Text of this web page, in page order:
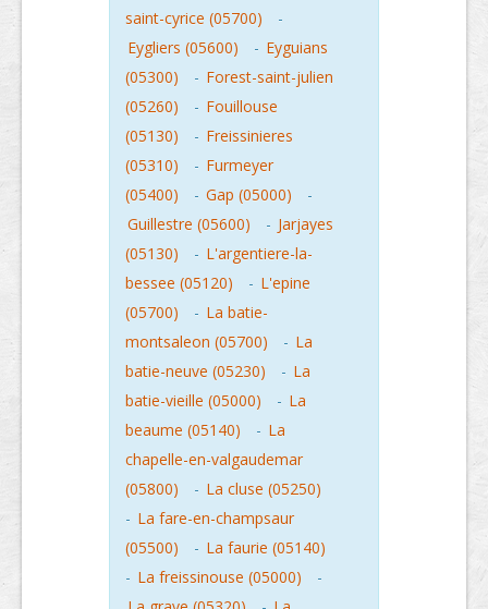
saint-cyrice (05700)
-
Eygliers (05600)
- Eyguians
(05300)
- Forest-saint-julien
(05260)
- Fouillouse
(05130)
- Freissinieres
(05310)
- Furmeyer
(05400)
- Gap (05000)
-
Guillestre (05600)
- Jarjayes
(05130)
- L'argentiere-la-
bessee (05120)
- L'epine
(05700)
- La batie-
montsaleon (05700)
- La
batie-neuve (05230)
- La
batie-vieille (05000)
- La
beaume (05140)
- La
chapelle-en-valgaudemar
(05800)
- La cluse (05250)
- La fare-en-champsaur
(05500)
- La faurie (05140)
- La freissinouse (05000)
-